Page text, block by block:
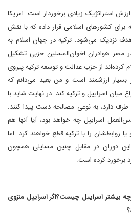
ارزش استراتژیک زیادی برخوردار است. امریکا
برای کشورهای اسلامی قرار داده که با نقش
هدف نزدیک می‌شود. ترکیه در جهان اسلام به
هوادران اخوان‌المسلین حزبی تشکیل
کرده‌اند از حزب عدالت و توسعه ترکیه پیروی
بسیار ارزشمند است و من بعید می‌دانم که
میان اسراییل و ترکیه کند. در نهایت شاید با
دارد، به نوعی مصالحه دست پیدا کنند.
اسراییل چه خواهد بود، آیا آنها هم
روابطشان را با ترکیه قطع خواهند کرد. اما
دوران در مقابل چنین مسایلی همچون
برخورد کرده است.
اسراییل چیست؟اگر اسراییل منزوی